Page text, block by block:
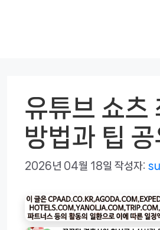
유튜브 쇼츠
방법과 팁 공
2026년 04월 18일 작성자: